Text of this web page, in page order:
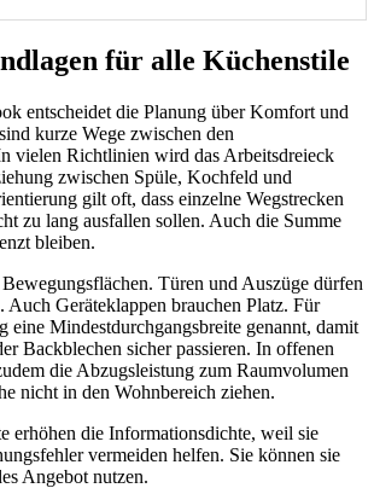
für alle Küchenstile
entscheidet die Planung über Komfort und
kurze Wege zwischen den
vielen Richtlinien wird das Arbeitsdreieck
zwischen Spüle, Kochfeld und
gilt oft, dass einzelne Wegstrecken
zu lang ausfallen sollen. Auch die Summe
bleiben.
Türen und Auszüge dürfen
Auch Geräteklappen brauchen Platz. Für
eine Mindestdurchgangsbreite genannt, damit
Backblechen sicher passieren. In offenen
die Abzugsleistung zum Raumvolumen
nicht in den Wohnbereich ziehen.
erhöhen die Informationsdichte, weil sie
vermeiden helfen. Sie können sie
Angebot nutzen.